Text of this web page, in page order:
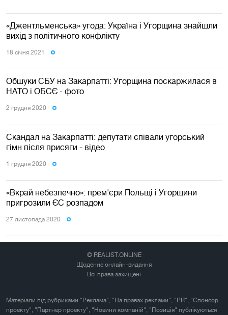
«Джентльменська» угода: Україна і Угорщина знайшли
вихід з політичного конфлікту
18 сiчня 2021
Обшуки СБУ на Закарпатті: Угорщина поскаржилася в
НАТО і ОБСЄ - фото
2 грудня 2020
Скандал на Закарпатті: депутати співали угорський
гімн після присяги - відео
1 грудня 2020
«Вкрай небезпечно»: прем'єри Польщі і Угорщини
пригрозили ЄС розпадом
27 листопада 2020
© REALIST.ONLINE
Щоденне онлайн-видання
Всі права захищені
Матеріали під рубриками "Реклама", "На правах реклами", "PR", "Спонсор
проекту", "Партнер проекту", "Новини компаній", "Позиція" публікуються